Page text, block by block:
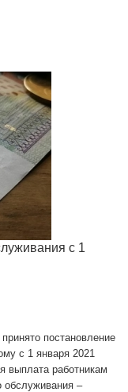
с 1
постановление
с 1 января 2021
выплата работникам
обслуживания –